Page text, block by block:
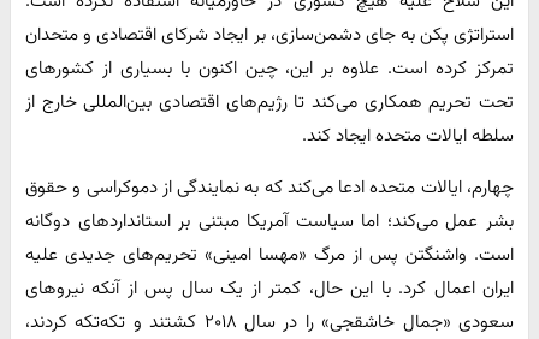
استراتژی پکن به جای دشمن‌سازی، بر ایجاد شرکای اقتصادی و متحدان
تمرکز کرده است. علاوه بر این، چین اکنون با بسیاری از کشورهای
تحت تحریم همکاری می‌کند تا رژیم‌های اقتصادی بین‌المللی خارج از
سلطه ایالات متحده ایجاد کند.
چهارم، ایالات متحده ادعا می‌کند که به نمایندگی از دموکراسی و حقوق
بشر عمل می‌کند؛ اما سیاست آمریکا مبتنی بر استانداردهای دوگانه
است. واشنگتن پس از مرگ «مهسا امینی» تحریم‌های جدیدی علیه
ایران اعمال کرد. با این حال، کمتر از یک سال پس از آنکه نیروهای
سعودی «جمال خاشقجی» را در سال ۲۰۱۸ کشتند و تکه‌تکه کردند،